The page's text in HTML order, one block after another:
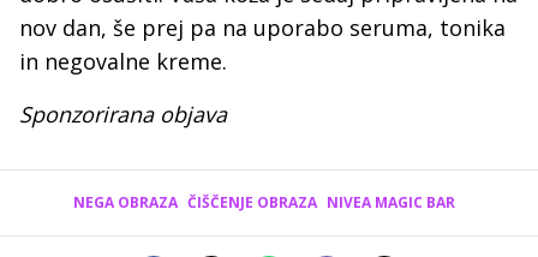
nov dan, še prej pa na uporabo seruma, tonika
in negovalne kreme.
Sponzorirana objava
NEGA OBRAZA ČIŠČENJE OBRAZA NIVEA MAGIC BAR